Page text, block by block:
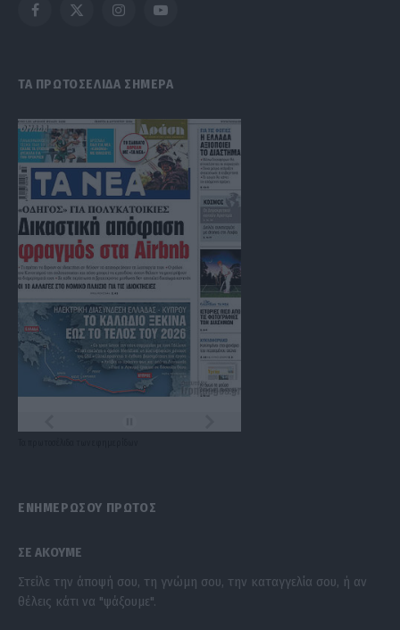
Facebook
X
InstagramYouTube
ΤΑ ΠΡΩΤΟΣΕΛΙΔΑ ΣΗΜΕΡΑ
ΕΝΗΜΕΡΩΣΟΥ ΠΡΩΤΟΣ
ΣΕ ΑΚΟΥΜΕ
Στείλε την άποψή σου, τη γνώμη σου, την καταγγελία σου, ή αν
θέλεις κάτι να "ψάξουμε".